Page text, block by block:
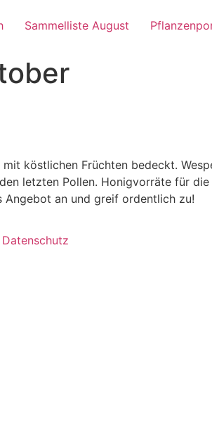
Sammelliste August
köstlichen Früchten bedeckt.
letzten Pollen. Honigvorräte für
an und greif ordentlich zu!
Datenschutz